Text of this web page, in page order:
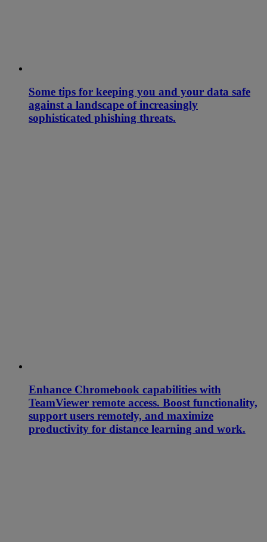
Some tips for keeping you and your data safe
against a landscape of increasingly
sophisticated phishing threats.
Enhance Chromebook capabilities with
TeamViewer remote access. Boost functionality,
support users remotely, and maximize
productivity for distance learning and work.